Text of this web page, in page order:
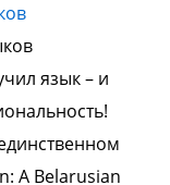
язык – и
А Belarusian